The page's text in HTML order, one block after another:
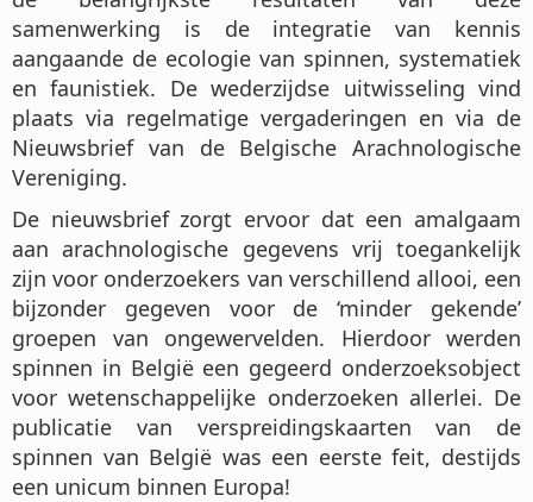
samenwerking is de integratie van kennis
aangaande de ecologie van spinnen, systematiek
en faunistiek. De wederzijdse uitwisseling vind
plaats via regelmatige vergaderingen en via de
Nieuwsbrief van de Belgische Arachnologische
Vereniging.
De nieuwsbrief zorgt ervoor dat een amalgaam
aan arachnologische gegevens vrij toegankelijk
zijn voor onderzoekers van verschillend allooi, een
bijzonder gegeven voor de ‘minder gekende’
groepen van ongewervelden. Hierdoor werden
spinnen in België een gegeerd onderzoeksobject
voor wetenschappelijke onderzoeken allerlei. De
publicatie van verspreidingskaarten van de
spinnen van België was een eerste feit, destijds
een unicum binnen Europa!